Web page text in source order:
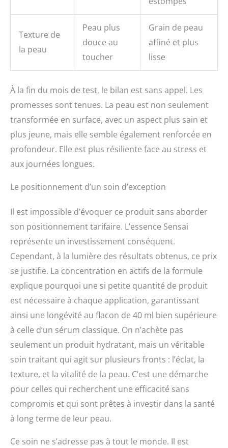
Texture de
la peau
Peau plus
douce au
toucher
Grain de peau
affiné et plus
lisse
À la fin du mois de test, le bilan est sans appel. Les
promesses sont tenues. La peau est non seulement
transformée en surface, avec un aspect plus sain et
plus jeune, mais elle semble également renforcée en
profondeur. Elle est plus résiliente face au stress et
aux journées longues.
Le positionnement d’un soin d’exception
Il est impossible d’évoquer ce produit sans aborder
son positionnement tarifaire. L’essence Sensai
représente un investissement conséquent.
Cependant, à la lumière des résultats obtenus, ce prix
se justifie. La concentration en actifs de la formule
explique pourquoi une si petite quantité de produit
est nécessaire à chaque application, garantissant
ainsi une longévité au flacon de 40 ml bien supérieure
à celle d’un sérum classique. On n’achète pas
seulement un produit hydratant, mais un véritable
soin traitant qui agit sur plusieurs fronts : l’éclat, la
texture, et la vitalité de la peau. C’est une démarche
pour celles qui recherchent une efficacité sans
compromis et qui sont prêtes à investir dans la santé
à long terme de leur peau.
Ce soin ne s’adresse pas à tout le monde. Il est